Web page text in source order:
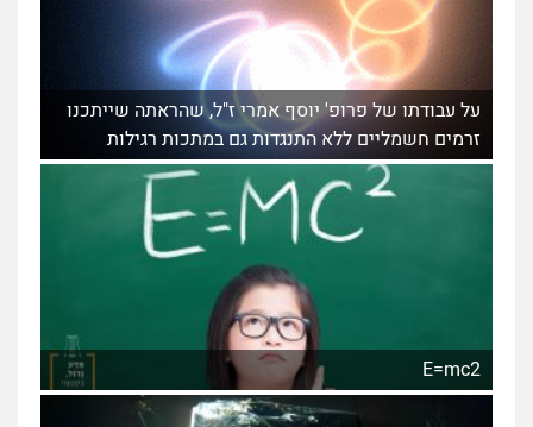
על עבודתו של פרופ' יוסף אמרי ז"ל, שהראתה שייתכנו
זרמים חשמליים ללא התנגדות גם במתכות רגילות
E=mc2